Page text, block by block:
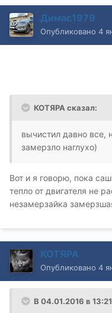
Димас1979
Опубликовано 4
КОТЯРА сказал:
вычистил давно все,
замерзло наглухо)
Вот и я говорю, пока
тепло от двигателя не
незамерзайка
КОТЯРА
Опубликовано 4
В 04.01.2016 в